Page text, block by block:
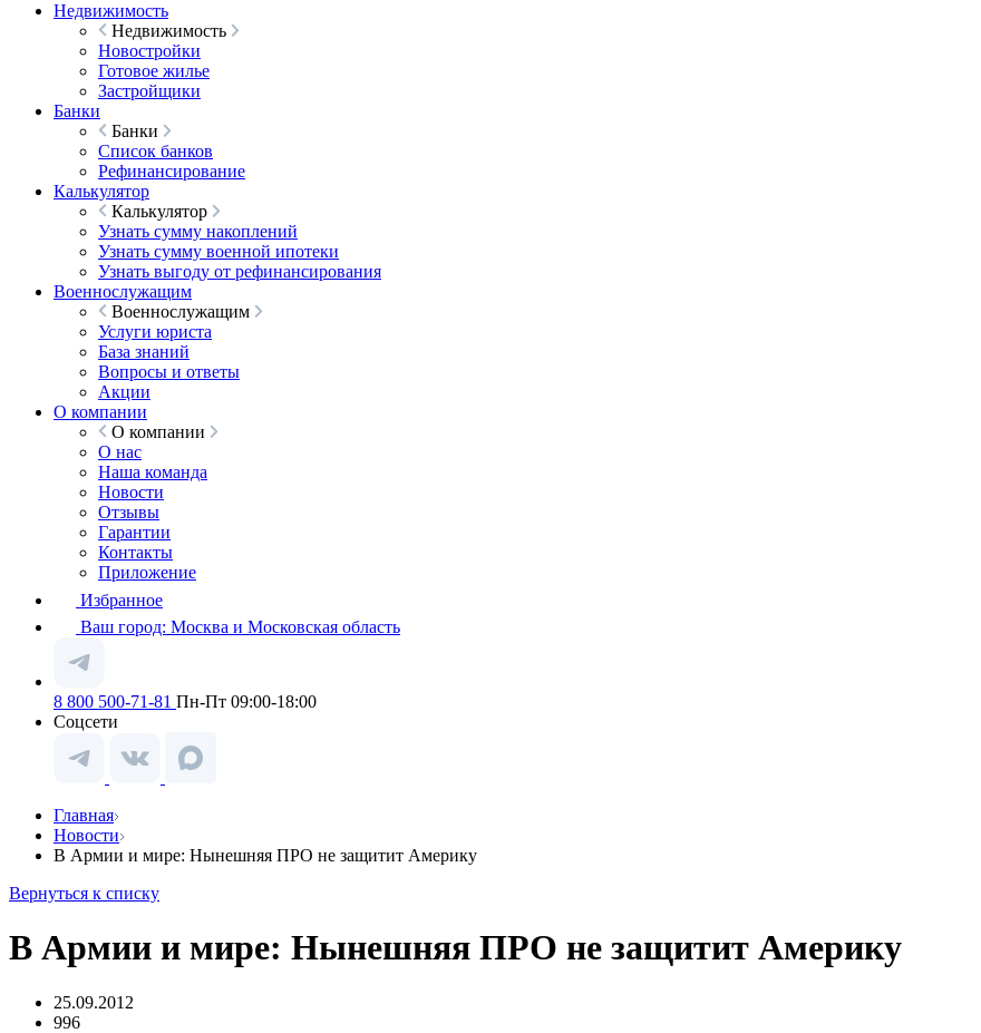
Недвижимость
Недвижимость
Новостройки
Готовое жилье
Застройщики
Банки
Банки
Список банков
Рефинансирование
Калькулятор
Калькулятор
Узнать сумму накоплений
Узнать сумму военной ипотеки
Узнать выгоду от рефинансирования
Военнослужащим
Военнослужащим
Услуги юриста
База знаний
Вопросы и ответы
Акции
О компании
О компании
О нас
Наша команда
Новости
Отзывы
Гарантии
Контакты
Приложение
Избранное
Ваш город: Москва и Московская область
8 800 500-71-81 Пн-Пт 09:00-18:00
Соцсети
Главная
Новости
В Армии и мире: Нынешняя ПРО не защитит Америку
Вернуться к списку
В Армии и мире: Нынешняя ПРО не защитит Америку
25.09.2012
996